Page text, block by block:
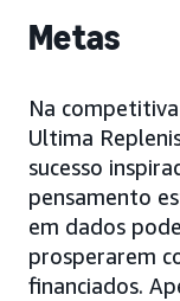
Metas
Na
Ultima
sucesso
pensamento
em dados
prosperarem
financiados.